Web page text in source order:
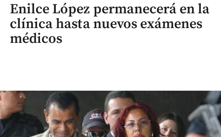
Enilce López permanecerá en la
clínica hasta nuevos exámenes
médicos